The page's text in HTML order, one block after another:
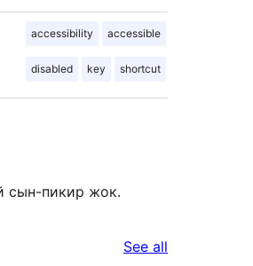
accessibility accessible
disabled key shortcut
сын-пикир жок.
See all